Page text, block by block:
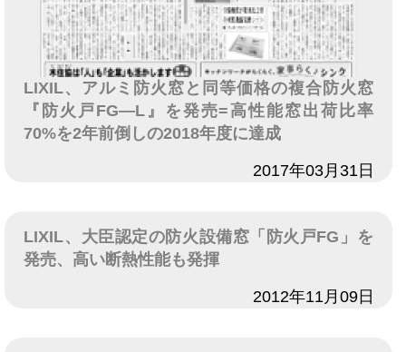
LIXIL、アルミ防火窓と同等価格の複合防火窓
『防火戸FG―L』を発売=高性能窓出荷比率
70%を2年前倒しの2018年度に達成
2017年03月31日
LIXIL、大臣認定の防火設備窓「防火戸FG」を
発売、高い断熱性能も発揮
2012年11月09日